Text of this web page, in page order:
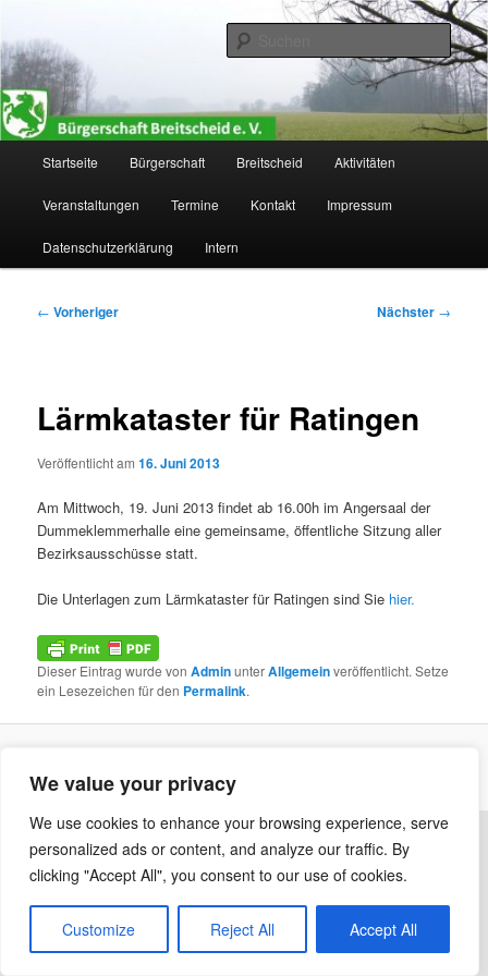
We value your privacy
We use cookies to enhance your browsing experience, serve
personalized ads or content, and analyze our traffic. By
clicking "Accept All", you consent to our use of cookies.
Customize Reject All Accept All
primären
Inhalt
springenBürgerschaft Breitscheid e. V.
Startseite Bürgerschaft Breitscheid Aktivitäten
Veranstaltungen Termine Kontakt Impressum
Datenschutzerklärung Intern
Beitragsnavigation
← Vorheriger Nächster →
Lärmkataster für Ratingen
Veröffentlicht am16. Juni 2013
Am Mittwoch, 19. Juni 2013 findet ab 16.00h im Angersaal der
Dummeklemmerhalle eine gemeinsame, öffentliche Sitzung aller
Bezirksausschüsse statt.
Die Unterlagen zum Lärmkataster für Ratingen sind Sie hier.
Dieser Eintrag wurde vonAdminunterAllgemeinveröffentlicht. Setze
ein Lesezeichen für den Permalink.